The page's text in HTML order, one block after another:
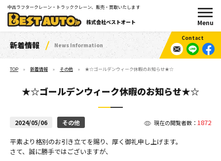
中古ラフタークレーン・トラッククレーン、販売・買取いたします
株式会社ベストオート
新着情報 News Information
TOP 新着情報 その他 ★☆ゴールデンウィーク休暇のお知らせ★☆
★☆ゴールデンウィーク休暇のお知らせ★☆
現在の閲覧者数： 1872
2024/05/06 その他
平素より格別のお引き立てを賜り、厚く御礼申し上げます。
さて、誠に勝手ではございますが、